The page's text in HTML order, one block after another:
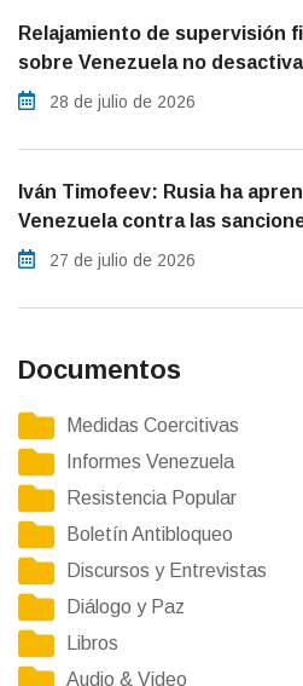
Relajamiento de supervisión
sobre Venezuela no
28 de julio de 2026
Iván Timofeev: Rusia ha
Venezuela contra las
27 de julio de 2026
Documentos
Medidas Coercitivas
Informes Venezuela
Resistencia Popular
Boletín Antibloqueo
Discursos y Entrevistas
Diálogo y Paz
Libros
Audio & Video